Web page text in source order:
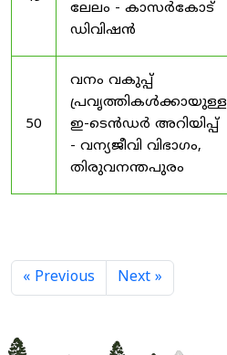
ലേലം - കാസർകോട്
ഡിവിഷൻ
50
വനം വകുപ്പ്
പ്രവൃത്തികൾക്കായുള്ള
ഇ-ടെൻഡർ അറിയിപ്പ്
- വന്യജീവി വിഭാഗം,
തിരുവനന്തപുരം
« Previous Next »